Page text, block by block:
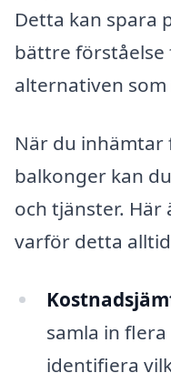
Detta kan spara
bättre
alternativen
När du inhämtar
balkonger kan
och tjänster.
varför detta
samla in
identifiera